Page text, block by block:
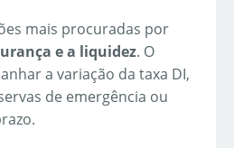
mais procuradas por
e a liquidez. O
a variação da taxa DI,
de emergência ou